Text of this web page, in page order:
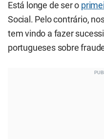
Está longe de ser o
Social. Pelo contrário,
tem vindo a fazer
portugueses sobre